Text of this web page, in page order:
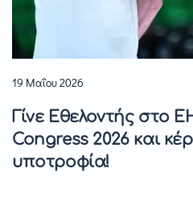
19 Μαΐου 2026
Γίνε Εθελοντής στο
Congress 2026 και
υποτροφία!